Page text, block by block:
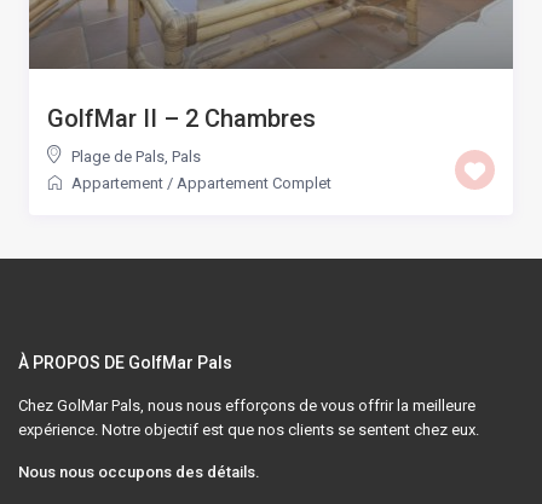
GolfMar II – 2 Chambres
Plage de Pals, Pals
Appartement / Appartement Complet
À PROPOS DE GolfMar Pals
Chez GolMar Pals, nous nous efforçons de vous offrir la meilleure
expérience. Notre objectif est que nos clients se sentent chez eux.
Nous nous occupons des détails.